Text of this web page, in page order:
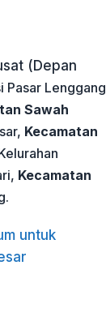
(Depan
Pasar Lenggang
Sawah
Kecamatan
Kecamatan
untuk